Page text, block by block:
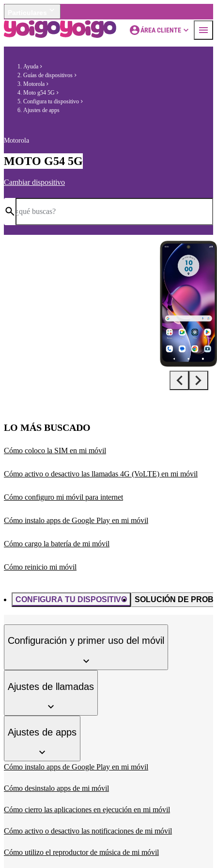
ÁREA CLIENTE
Ayuda
Guías de dispositivos
Motorola
Moto g54 5G
Configura tu dispositivo
Ajustes de apps
Motorola
MOTO G54 5G
Cambiar dispositivo
¿qué buscas?
LO MÁS BUSCADO
Cómo coloco la SIM en mi móvil
Cómo activo o desactivo las llamadas 4G (VoLTE) en mi móvil
Cómo configuro mi móvil para internet
Cómo instalo apps de Google Play en mi móvil
Cómo cargo la batería de mi móvil
Cómo reinicio mi móvil
CONFIGURA TU DISPOSITIVO SOLUCIÓN DE
Configuración y primer uso del móvil
Ajustes de llamadas
Ajustes de apps
Cómo instalo apps de Google Play en mi móvil
Cómo desinstalo apps de mi móvil
Cómo cierro las aplicaciones en ejecución en mi móvil
Cómo activo o desactivo las notificaciones de mi móvil
Cómo utilizo el reproductor de música de mi móvil